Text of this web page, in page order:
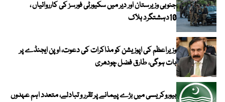
جنوبی وزیرستان اور دیر میں سکیورٹی فورسز کی کارروائیاں ،
10دہشتگرد ہلاک
وزیراعظم کی اپوزیشن کو مذاکرات کی دعوت، اوپن ایجنڈے پر
بات ہوگی، طارق فضل چودھری
بیوروکریسی میں بڑے پیمانے پر تقرر و تبادلے، متعدد اہم عہدوں